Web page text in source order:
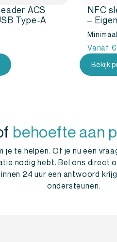
ACS
Type-A
NFC
–
Vanaf €
Bekijk
behoefte aan
je te helpen. Of je nu een
nodig hebt. Bel ons direct
24 uur een antwoord
ondersteunen.